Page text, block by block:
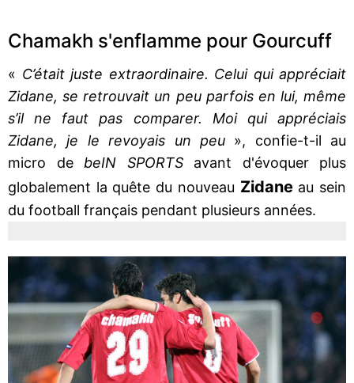
Chamakh s'enflamme pour Gourcuff
« C’était juste extraordinaire. Celui qui appréciait
Zidane, se retrouvait un peu parfois en lui, même
s’il ne faut pas comparer. Moi qui appréciais
Zidane, je le revoyais un peu», confie-t-il au
micro de beIN SPORTSavant d'évoquer plus
globalement la quête du nouveau Zidane au sein
du football français pendant plusieurs années.